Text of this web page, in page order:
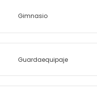
Gimnasio
Guardaequipaje